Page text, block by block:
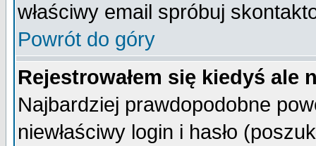
właściwy email spróbuj
Powrót do góry
Rejestrowałem się kiedyś ale
Najbardziej prawdopodobne
niewłaściwy login i hasło